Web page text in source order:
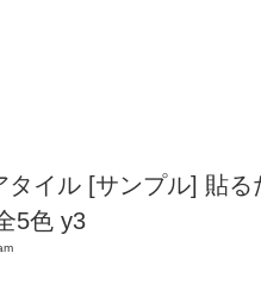
タイル [サンプル] 貼る
5色 y3